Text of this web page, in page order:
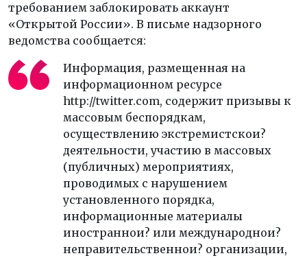
требованием заблокировать аккаунт
«Открытой России». В письме надзорного
ведомства сообщается:
Информация, размещенная на
информационном ресурсе
http://twitter.com, содержит призывы к
массовым беспорядкам,
осуществлению экстремистскои?
деятельности, участию в массовых
(публичных) мероприятиях,
проводимых с нарушением
установленного порядка,
информационные материалы
иностраннои? или международнои?
неправительственнои? организации,